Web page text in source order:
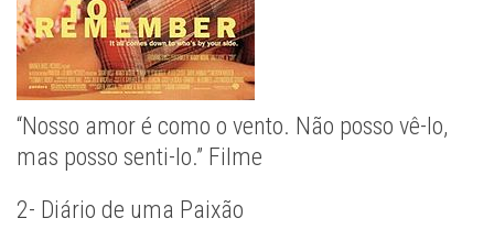
“Nosso amor é como o vento. Não posso vê-lo,
mas posso senti-lo.” Filme
2- Diário de uma Paixão